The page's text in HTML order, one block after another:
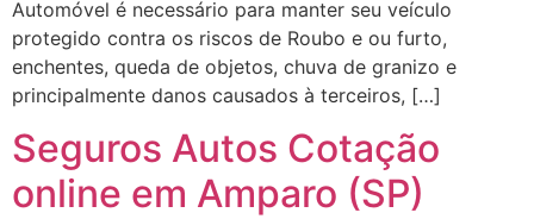
Automóvel é necessário para manter seu veículo
protegido contra os riscos de Roubo e ou furto,
enchentes, queda de objetos, chuva de granizo e
principalmente danos causados à terceiros, […]
Seguros Autos Cotação
online em Amparo (SP)